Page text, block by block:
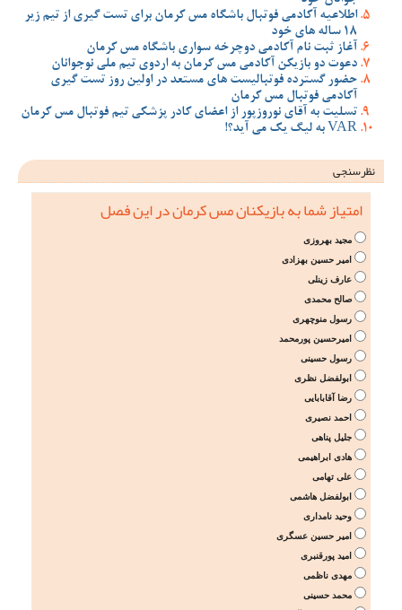
اطلاعیه آکادمی فوتبال باشگاه مس کرمان برای تست گیری از تیم زیر
18 ساله های خود
آغاز ثبت نام آکادمی دوچرخه سواری باشگاه مس کرمان
دعوت دو بازیکن آکادمی مس کرمان به اردوی تیم ملی نوجوانان
حضور گسترده فوتبالیست های مستعد در اولین روز تست گیری
آکادمی فوتبال مس کرمان
تسلیت به آقای نوروزپور از اعضای کادر پزشکی تیم فوتبال مس کرمان
VAR به لیگ یک می آید؟!
نظرسنجی
امتیاز شما به بازیکنان مس کرمان در این فصل
مجید بهروزی
امیر حسین بهزادی
عارف زینلی
صالح محمدی
رسول منوچهری
امیرحسین پورمحمد
رسول حسینی
ابولفضل نظری
رضا آقابابایی
احمد نصیری
جلیل پناهی
هادی ابراهیمی
علی تهامی
ابولفضل هاشمی
وحید نامداری
امیر حسین عسگری
امید پورقنبری
مهدی ناظمی
محمد حسینی